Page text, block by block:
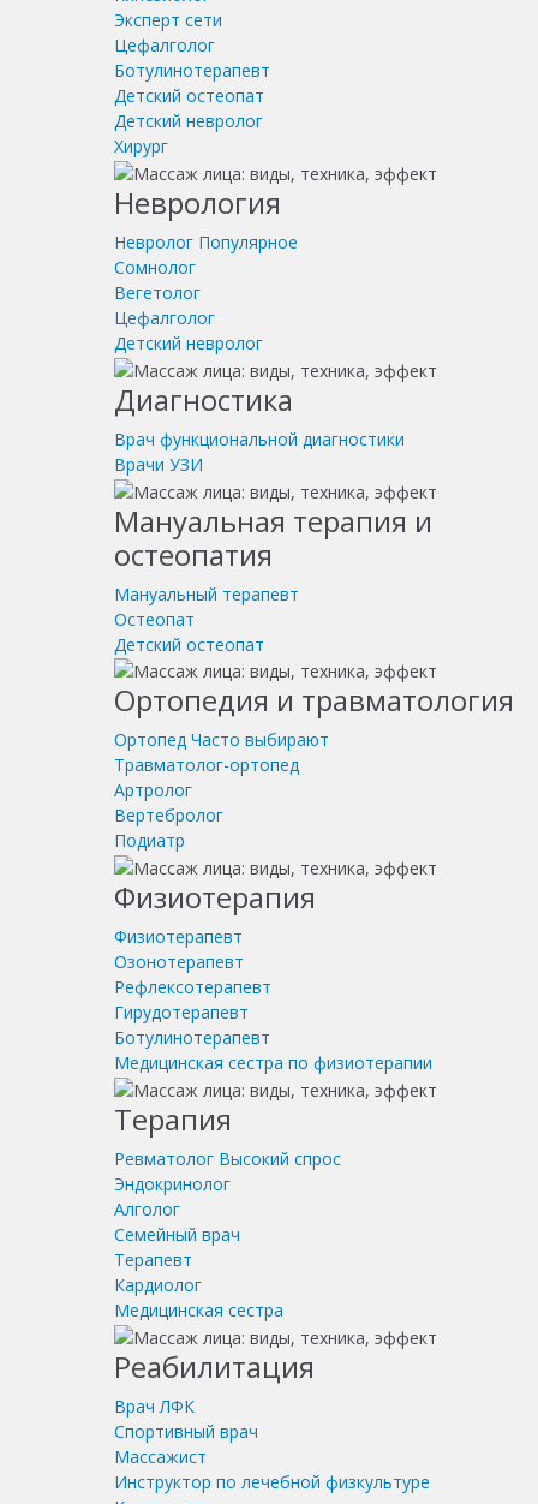
Эксперт сети
Цефалголог
Ботулинотерапевт
Детский остеопат
Детский невролог
Хирург
Неврология
Невролог Популярное
Сомнолог
Вегетолог
Цефалголог
Детский невролог
Диагностика
Врач функциональной диагностики
Врачи УЗИ
Мануальная терапия и
остеопатия
Мануальный терапевт
Остеопат
Детский остеопат
Ортопедия и травматология
Ортопед Часто выбирают
Травматолог-ортопед
Артролог
Вертебролог
Подиатр
Физиотерапия
Физиотерапевт
Озонотерапевт
Рефлексотерапевт
Гирудотерапевт
Ботулинотерапевт
Медицинская сестра по физиотерапии
Терапия
Ревматолог Высокий спрос
Эндокринолог
Алголог
Семейный врач
Терапевт
Кардиолог
Медицинская сестра
Реабилитация
Врач ЛФК
Спортивный врач
Массажист
Инструктор по лечебной физкультуре